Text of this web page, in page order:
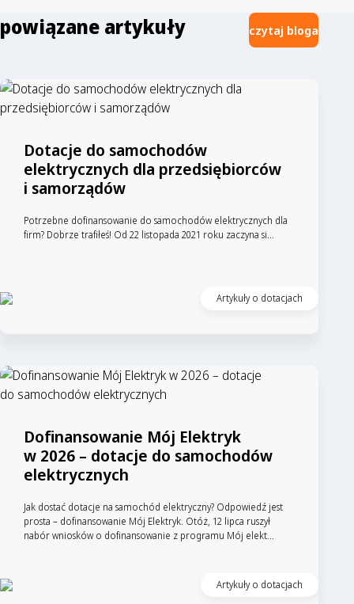
powiązane artykuły czytaj bloga
Dotacje do samochodów
elektrycznych dla przedsiębiorców
i samorządów
Potrzebne dofinansowanie do samochodów elektrycznych dla
firm? Dobrze trafiłeś! Od 22 listopada 2021 roku zaczyna si...
Artykuły o dotacjach
Dofinansowanie Mój Elektryk
w 2026 – dotacje do samochodów
elektrycznych
Jak dostać dotacje na samochód elektryczny? Odpowiedź jest
prosta – dofinansowanie Mój Elektryk. Otóż, 12 lipca ruszył
nabór wniosków o dofinansowanie z programu Mój elekt...
Artykuły o dotacjach